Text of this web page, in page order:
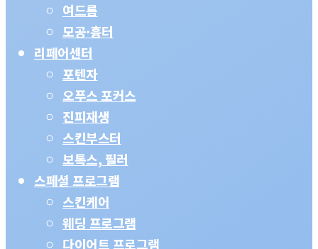
여드름
모공·흉터
리페어센터
포텐자
오푸스 포커스
진피재생
스킨부스터
보톡스, 필러
스페셜 프로그램
스킨케어
웨딩 프로그램
다이어트 프로그램